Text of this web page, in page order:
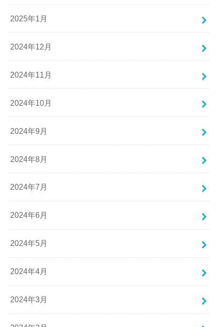
2025年1月
2024年12月
2024年11月
2024年10月
2024年9月
2024年8月
2024年7月
2024年6月
2024年5月
2024年4月
2024年3月